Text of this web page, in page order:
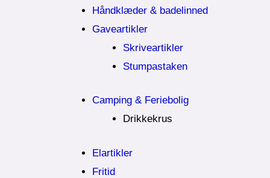
Håndklæder & badelinned
Gaveartikler
Skriveartikler
Stumpastaken
Camping & Feriebolig
Drikkekrus
Elartikler
Fritid